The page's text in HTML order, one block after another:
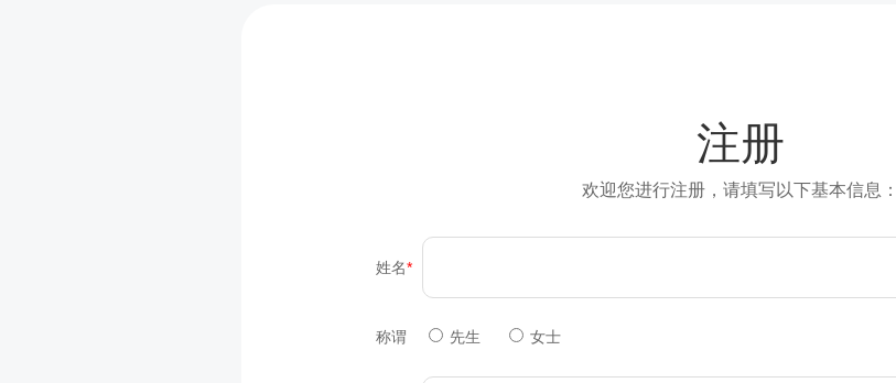
注册
欢迎您进行注册，请填写以下基本信息：
姓名
称谓 先生 女士